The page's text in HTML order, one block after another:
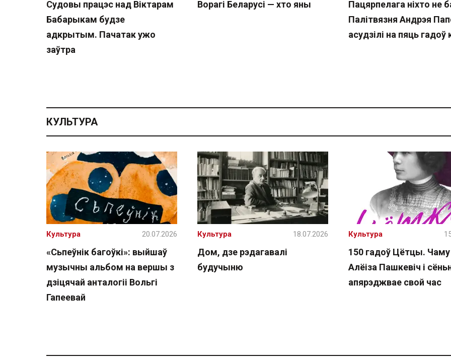
Судовы працэс над Віктарам
Бабарыкам будзе
адкрытым. Пачатак ужо
заўтра
Ворагі Беларусі — хто яны
Пацярпелага ніхто не
Палітвязня Андрэя
асудзілі на пяць гадоў
КУЛЬТУРА
«Сьпеўнік багоўкі»: выйшаў
музычны альбом на вершы з
дзіцячай анталогіі Вольгі
Гапеевай
Культура 20.07.2026
Дом, дзе рэдагавалі
будучыню
Культура 18.07.2026
150 гадоў Цётцы. Чаму
Алёіза Пашкевіч і
апярэджвае свой час
Культура